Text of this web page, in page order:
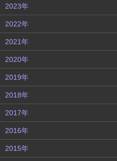
2023年
2022年
2021年
2020年
2019年
2018年
2017年
2016年
2015年